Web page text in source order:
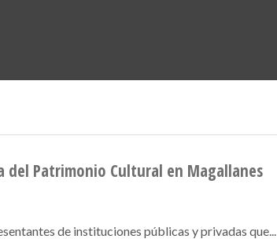
del Patrimonio Cultural en Magallanes
de instituciones públicas y privadas que...